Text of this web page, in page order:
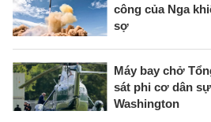
công của Nga
sợ
Máy bay chở
sát phi cơ dân
Washington